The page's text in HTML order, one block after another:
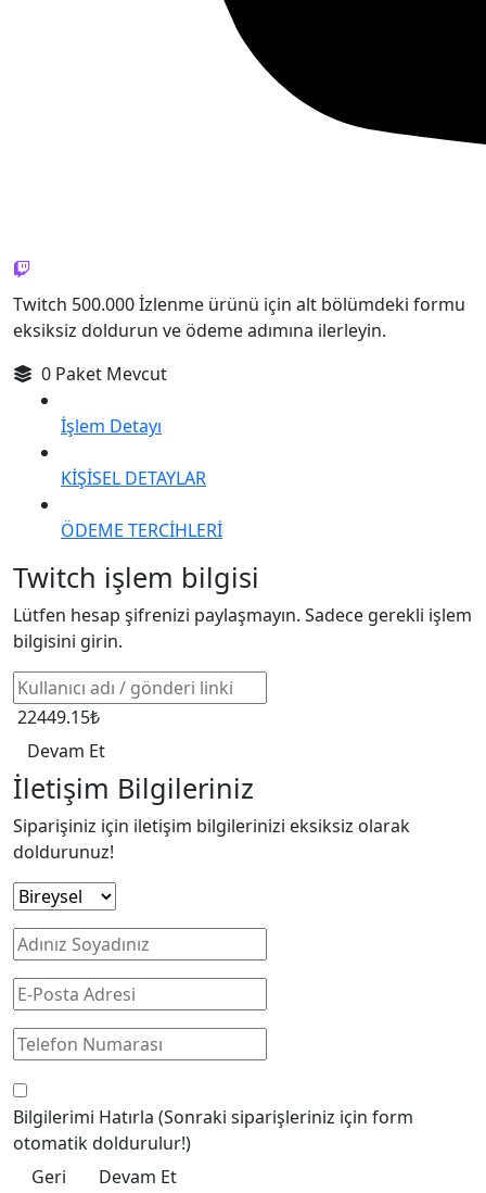
Twitch 500.000 İzlenme ürünü için alt bölümdeki formu
eksiksiz doldurun ve ödeme adımına ilerleyin.
0 Paket Mevcut
İşlem Detayı
KİŞİSEL DETAYLAR
ÖDEME TERCİHLERİ
Twitch işlem bilgisi
Lütfen hesap şifrenizi paylaşmayın. Sadece gerekli işlem
bilgisini girin.
22449.15₺
Devam Et
İletişim Bilgileriniz
Siparişiniz için iletişim bilgilerinizi eksiksiz olarak
doldurunuz!
Bilgilerimi Hatırla (Sonraki siparişleriniz için form
otomatik doldurulur!)
Geri
Devam Et